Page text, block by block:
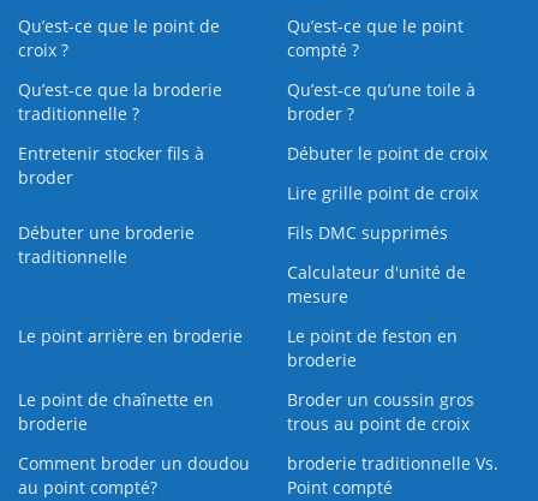
Qu’est-ce que le point de
croix ?
Qu’est-ce que le point
compté ?
Qu’est-ce que la broderie
traditionnelle ?
Qu’est‑ce qu’une toile à
broder ?
Entretenir stocker fils à
broder
Débuter le point de croix
Lire grille point de croix
Débuter une broderie
traditionnelle
Fils DMC supprimés
Calculateur d'unité de
mesure
Le point arrière en broderie
Le point de feston en
broderie
Le point de chaînette en
broderie
Broder un coussin gros
trous au point de croix
Comment broder un doudou
au point compté?
broderie traditionnelle Vs.
Point compté